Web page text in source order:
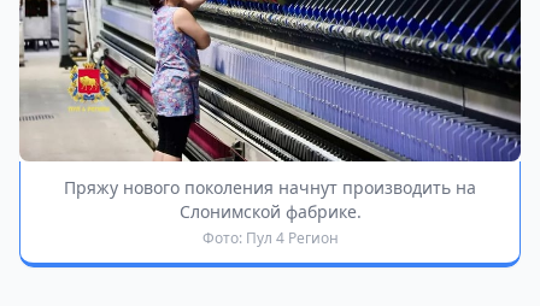
Пряжу нового поколения начнут производить на
Слонимской фабрике.
Фото: Пул 4 Регион